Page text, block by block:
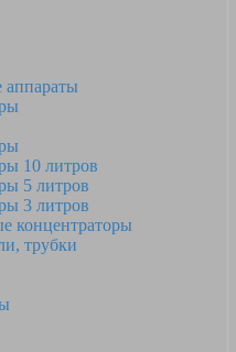
10 литров
5 литров
3 литров
концентраторы
трубки